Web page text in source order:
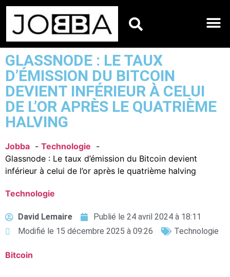
GLASSNODE : LE TAUX
D’ÉMISSION DU BITCOIN
DEVIENT INFÉRIEUR À CELUI
DE L’OR APRÈS LE QUATRIÈME
HALVING
Jobba
Technologie
Glassnode : Le taux d’émission du Bitcoin devient
inférieur à celui de l’or après le quatrième halving
Technologie
David Lemaire Publié le 24 avril 2024 à 18:11
Modifié le 15 décembre 2025 à 09:26
Technologie
Bitcoin